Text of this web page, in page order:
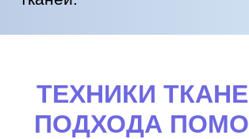
ТЕХНИКИ
ПОДХОДА